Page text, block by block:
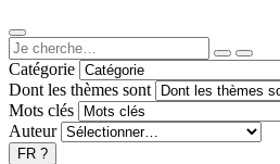
Catégorie
Dont les thèmes sont
Mots clés
Auteur
FR ?